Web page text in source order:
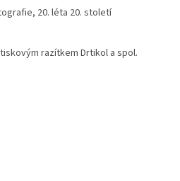
20. léta 20. století
razítkem Drtikol a spol.